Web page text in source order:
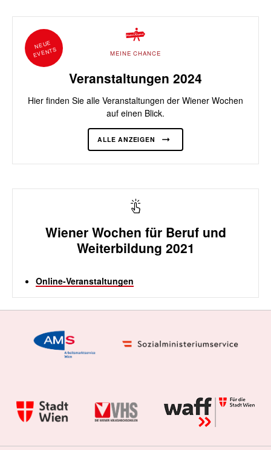
MEINE CHANCE
Veranstaltungen 2024
Hier finden Sie alle Veranstaltungen der Wiener Wochen
auf einen Blick.
ALLE ANZEIGEN
NEUE
EVENTS
Wiener Wochen für Beruf und
Weiterbildung 2021
Online-Veranstaltungen